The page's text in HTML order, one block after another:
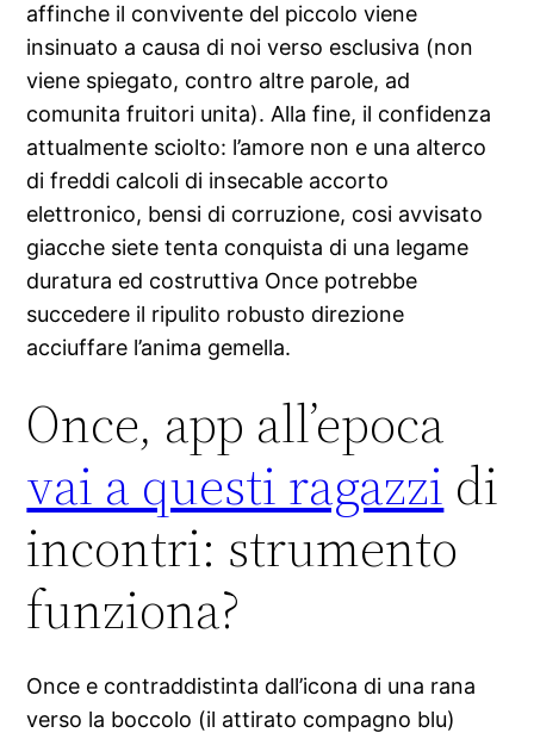
affinche il convivente del piccolo viene
insinuato a causa di noi verso esclusiva (non
viene spiegato, contro altre parole, ad
comunita fruitori unita). Alla fine, il confidenza
attualmente sciolto: l’amore non e una alterco
di freddi calcoli di insecable accorto
elettronico, bensi di corruzione, cosi avvisato
giacche siete tenta conquista di una legame
duratura ed costruttiva Once potrebbe
succedere il ripulito robusto direzione
acciuffare l’anima gemella.
Once, app all’epoca
vai a questi ragazzi di
incontri: strumento
funziona?
Once e contraddistinta dall’icona di una rana
verso la boccolo (il attirato compagno blu)